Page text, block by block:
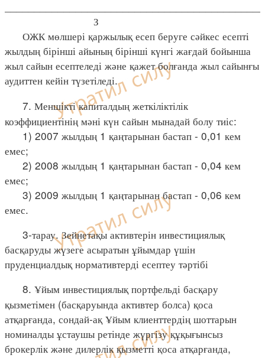
З
ОЖК мөлшері қаржылық есеп беруге сәйкес есепті
жылдың бірінші айының бірінші күнгі жағдай бойынша
жыл сайын есептеледі және қажет болғанда жыл сайынғы
аудиттен кейін түзетіледі.
7. Меншікті капиталдың жеткіліктілік
коэффициентінің мәні күн сайын мынадай болу тиіс:
1) 2007 жылдың 1 қаңтарынан бастап - 0,01 кем
емес;
2) 2008 жылдың 1 қаңтарынан бастап - 0,04 кем
емес;
3) 2009 жылдың 1 қаңтарынан бастап - 0,06 кем
емес.
3-тарау. Зейнетақы активтерін инвестициялық
басқаруды жүзеге асыратын ұйымдар үшін
пруденциалдық нормативтерді есептеу тәртібі
8. Ұйым инвестициялық портфельді басқару
қызметімен (басқаруында активтер болса) қоса
атқарғанда, сондай-ақ Ұйым клиенттердің шоттарын
номиналды ұстаушы ретінде жүргізу құқығынсыз
брокерлік және дилерлік қызметті қоса атқарғанда,